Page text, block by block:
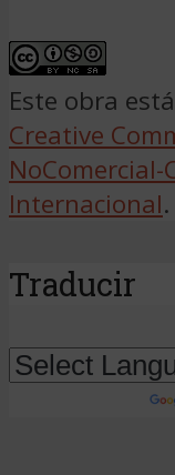
Este obra
Creative
Internacional.
Traducir